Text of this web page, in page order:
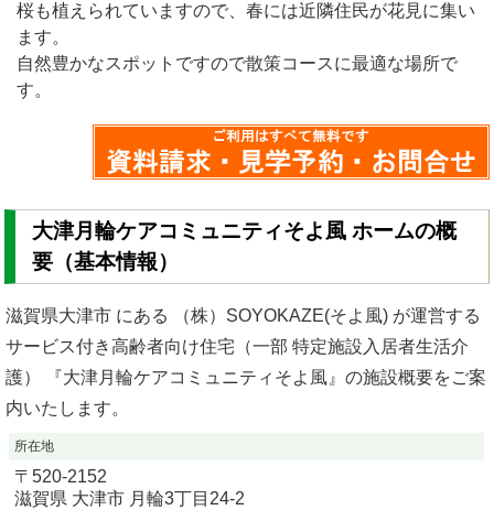
桜も植えられていますので、春には近隣住民が花見に集い
ます。
自然豊かなスポットですので散策コースに最適な場所で
す。
大津月輪ケアコミュニティそよ風 ホームの概
要（基本情報）
滋賀県大津市 にある （株）SOYOKAZE(そよ風) が運営する
サービス付き高齢者向け住宅（一部 特定施設入居者生活介
護） 『大津月輪ケアコミュニティそよ風』の施設概要をご案
内いたします。
所在地
〒520-2152
滋賀県 大津市 月輪3丁目24-2